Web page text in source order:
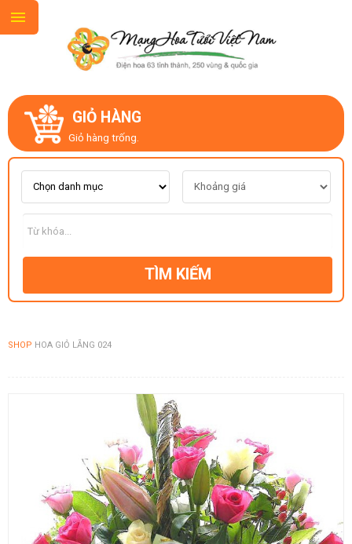
GIỎ HÀNG
Giỏ hàng trống.
TÌM KIẾM
SHOP HOA GIỎ LẴNG 024
GIỚI THIỆU
LIÊN HỆ
MẪU HOA MỚI
CHỦ ĐỀ
QUÀ TẾT 2026